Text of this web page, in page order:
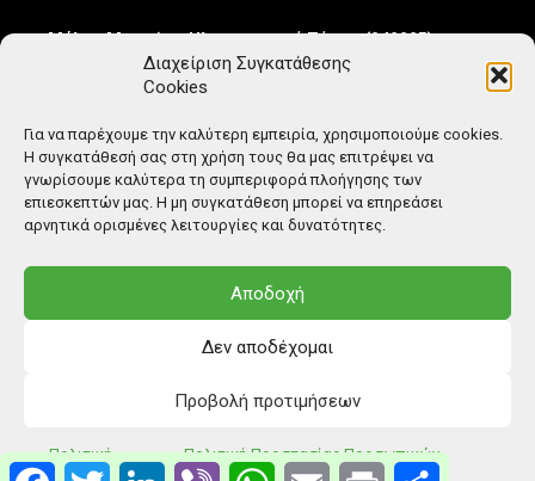
Διαχείριση Συγκατάθεσης
Cookies
Για να παρέχουμε την καλύτερη εμπειρία, χρησιμοποιούμε cookies.
Η συγκατάθεσή σας στη χρήση τους θα μας επιτρέψει να
γνωρίσουμε καλύτερα τη συμπεριφορά πλοήγησης των
επιεσκεπτών μας. Η μη συγκατάθεση μπορεί να επηρεάσει
αρνητικά ορισμένες λειτουργίες και δυνατότητες.
Αποδοχή
Δεν αποδέχομαι
Προβολή προτιμήσεων
Πολιτική
Πολιτική Προστασίας Προσωπικών
Μέλος Μητρώου Ηλεκτρονικού Τύπου (242225)
© Copyright: Ethos Media S.A.
FacebookTwitter LinkedIn Viber WhatsAppEmail Print